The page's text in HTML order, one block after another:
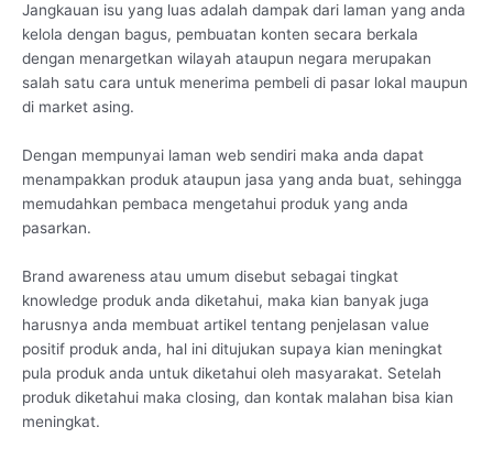
Jangkauan isu yang luas adalah dampak dari laman yang anda
kelola dengan bagus, pembuatan konten secara berkala
dengan menargetkan wilayah ataupun negara merupakan
salah satu cara untuk menerima pembeli di pasar lokal maupun
di market asing.
Dengan mempunyai laman web sendiri maka anda dapat
menampakkan produk ataupun jasa yang anda buat, sehingga
memudahkan pembaca mengetahui produk yang anda
pasarkan.
Brand awareness atau umum disebut sebagai tingkat
knowledge produk anda diketahui, maka kian banyak juga
harusnya anda membuat artikel tentang penjelasan value
positif produk anda, hal ini ditujukan supaya kian meningkat
pula produk anda untuk diketahui oleh masyarakat. Setelah
produk diketahui maka closing, dan kontak malahan bisa kian
meningkat.